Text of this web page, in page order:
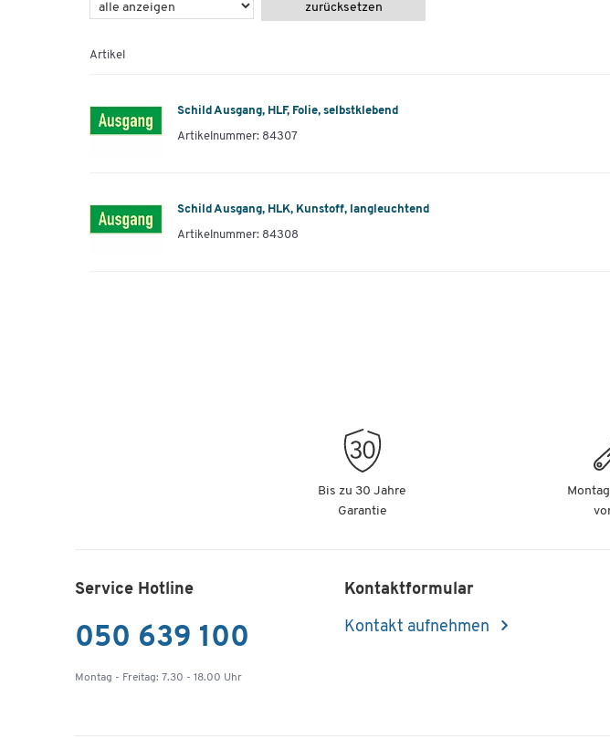
zurücksetzen
Artikel
Schild Ausgang, HLF, Folie, selbstklebend
Artikelnummer: 84307
Schild Ausgang, HLK, Kunstoff, langleuchtend
Artikelnummer: 84308
Bis zu 30 Jahre
Garantie
Service Hotline
050 639 100
Montag - Freitag: 7.30 - 18.00 Uhr
Kontaktformular
Kontakt aufnehmen